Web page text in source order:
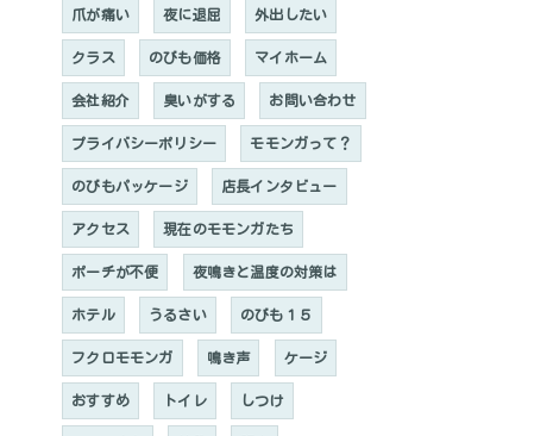
爪が痛い 夜に退屈 外出したい
クラス のびも価格 マイホーム
会社紹介 臭いがする お問い合わせ
プライバシーポリシー モモンガって？
のびもパッケージ 店長インタビュー
アクセス 現在のモモンガたち
ポーチが不便 夜鳴きと温度の対策は
ホテル うるさい のびも１５
フクロモモンガ 鳴き声 ケージ
おすすめ トイレ しつけ